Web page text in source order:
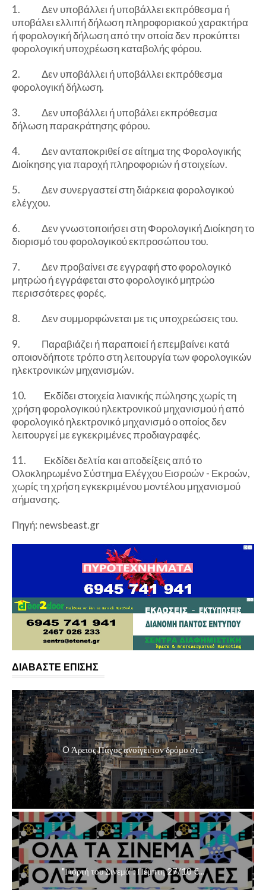
1. Δεν υποβάλλει ή υποβάλλει εκπρόθεσμα ή
υποβάλει ελλιπή δήλωση πληροφοριακού χαρακτήρα
ή φορολογική δήλωση από την οποία δεν προκύπτει
φορολογική υποχρέωση καταβολής φόρου.
2. Δεν υποβάλλει ή υποβάλλει εκπρόθεσμα
φορολογική δήλωση.
3. Δεν υποβάλλει ή υποβάλει εκπρόθεσμα
δήλωση παρακράτησης φόρου.
4. Δεν ανταποκριθεί σε αίτημα της Φορολογικής
Διοίκησης για παροχή πληροφοριών ή στοιχείων.
5. Δεν συνεργαστεί στη διάρκεια φορολογικού
ελέγχου.
6. Δεν γνωστοποιήσει στη Φορολογική Διοίκηση το
διορισμό του φορολογικού εκπροσώπου του.
7. Δεν προβαίνει σε εγγραφή στο φορολογικό
μητρώο ή εγγράφεται στο φορολογικό μητρώο
περισσότερες φορές.
8. Δεν συμμορφώνεται με τις υποχρεώσεις του.
9. Παραβιάζει ή παραποιεί ή επεμβαίνει κατά
οποιονδήποτε τρόπο στη λειτουργία των φορολογικών
ηλεκτρονικών μηχανισμών.
10. Εκδίδει στοιχεία λιανικής πώλησης χωρίς τη
χρήση φορολογικού ηλεκτρονικού μηχανισμού ή από
φορολογικό ηλεκτρονικό μηχανισμό ο οποίος δεν
λειτουργεί με εγκεκριμένες προδιαγραφές.
11. Εκδίδει δελτία και αποδείξεις από το
Ολοκληρωμένο Σύστημα Ελέγχου Εισροών - Εκροών,
χωρίς τη χρήση εγκεκριμένου μοντέλου μηχανισμού
σήμανσης.
Πηγή: newsbeast.gr
ΔΙΑΒΑΣΤΕ ΕΠΙΣΗΣ
O Άρειος Πάγος ανοίγει τον δρόμο στ...
"Γιορτή του Σινεμά": Πέμπτη 27/10 €...